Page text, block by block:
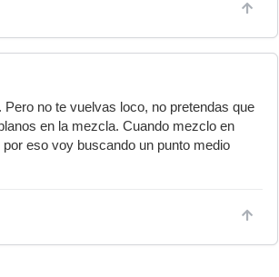
no te vuelvas loco, no pretendas que
en la mezcla. Cuando mezclo en
eso voy buscando un punto medio